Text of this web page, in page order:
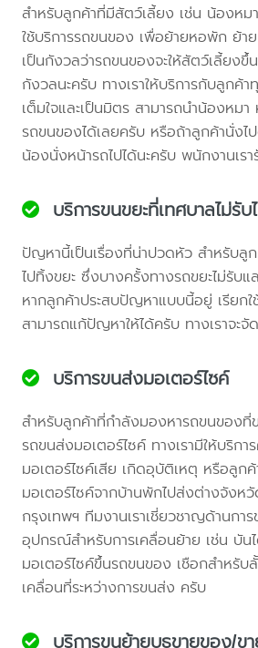
สำหรับลูกค้าที่มีสัตว์เลี้ยง เช่น น้องห
ใช้บริการรถขนของ เพื่อย้ายหอพัก ย้า
เป็นกังวลว่ารถขนของจะให้สัตว์เลี้ยงขึ้
กังวลนะครับ ทางเราให้บริการกับลูกค้
เต็มใจและเป็นมิตร สามารถนำน้องหม
รถขนของได้เลยครับ หรือถ้าลูกค้านั่งไ
น้องนั่งหน้ารถไปได้นะครับ พนักงานเ
บริการขนขยะที่เทศบาลไม่รับ
ปัญหานี้เป็นเรื่องที่น่าปวดหัว สำหรับลู
ไปทิ้งขยะ ซึ่งบางครั้งทางรถขยะไม่รับแ
หากลูกค้าประสบปัญหาแบบนี้อยู่ เรียกใ
สามารถแก้ปัญหาให้ได้ครับ ทางเราจะจั
บริการขนส่งมอเตอร์ไซค์
สำหรับลูกค้าที่กำลังมองหารถขนของที่
รถขนส่งมอเตอร์ไซค์ ทางเรามีให้บริกา
มอเตอร์ไซค์เสีย เกิดอุบัติเหตุ หรือลูก
มอเตอร์ไซค์จากบ้านพักไปส่งต่างจังห
กรุงเทพฯ ทีมงานเราเชี่ยวชาญด้านกา
อุปกรณ์สำหรับการเคลื่อนย้าย เช่น บัน
มอเตอร์ไซค์ขึ้นรถขนของ เชือกสำหรับ
เคลื่อนที่ระหว่างการขนส่ง ครับ
บริการขนย้ายบูธขายของ/ข